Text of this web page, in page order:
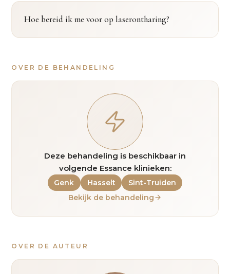
Hoe bereid ik me voor op laserontharing?
OVER DE BEHANDELING
Deze behandeling is beschikbaar in
volgende Essance klinieken:
Genk Hasselt
Sint-Truiden
Bekijk de behandeling
OVER DE AUTEUR